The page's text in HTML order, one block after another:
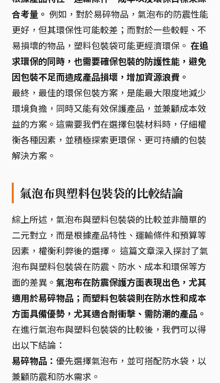
合考量。 例如，對於易碎物品，氣泡布的防震性能
更好，但其環保性可能較差；而對於一些較輕、不
易損壞的物品，塑料包裝袋可能更經濟環保。 在追
求環保的同時，也需要確保包裝的防護性能，避免
因包裝不足而造成產品損壞，增加資源浪費。
最終，最佳的環保包裝方案，是能最大限度地減少
環境負擔，同時又能有效保護產品，並兼顧成本效
益的方案。這需要我們在選擇包裝材料時，仔細權
衡各種因素，並積極探索更環保、更可持續的包裝
解決方案。
氣泡布與塑料包裝袋的比較結論
綜上所述，氣泡布與塑料包裝袋的比較並非簡單的
二元對立，而是根據產品特性、運輸條件和預算等
因素，權衡利弊後的選擇。 這篇文章深入探討了氣
泡布與塑料包裝袋在防震、防水、成本和環保等方
面的差異。 氣泡布在防震保護方面表現出色，尤其
適用於易碎物品；而塑料包裝袋則在防水性和成本
方面具備優勢，尤其適合耐衝擊、需防潮的產品。
在進行氣泡布與塑料包裝袋的比較後，我們可以得
出以下結論：
易碎物品： 優先選擇氣泡布，並可搭配防水袋，以
兼顧防震和防水需求。